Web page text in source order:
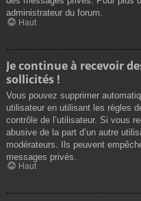
administrateur du forum.
Haut
Je continue à recevoir
sollicités !
Vous pouvez supprimer
utilisateur en utilisant les règles
contrôle de l’utilisateur. Si vous
abusive de la part d’un autre
modérateurs. Ils peuvent
messages privés.
Haut